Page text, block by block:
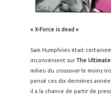
« X-Force is dead »
Sam Humphries était
inconvénient surThe
milieu du crossoverle moins
pensé ces dix dernières
il a la chance de partir de